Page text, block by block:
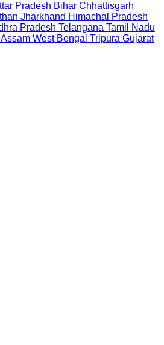
Pradesh Bihar Chhattisgarh
Jharkhand Himachal Pradesh
Pradesh Telangana Tamil Nadu
Assam West Bengal Tripura Gujarat